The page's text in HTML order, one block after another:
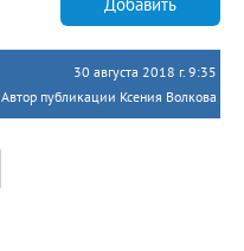
30 августа 2018 г. 9:35
Автор публикации Ксения Волкова